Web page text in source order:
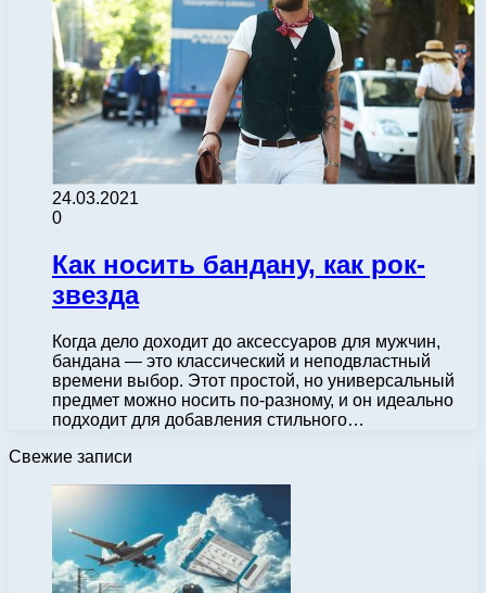
24.03.2021
0
Как носить бандану, как рок-
звезда
Когда дело доходит до аксессуаров для мужчин,
бандана — это классический и неподвластный
времени выбор. Этот простой, но универсальный
предмет можно носить по-разному, и он идеально
подходит для добавления стильного…
Свежие записи